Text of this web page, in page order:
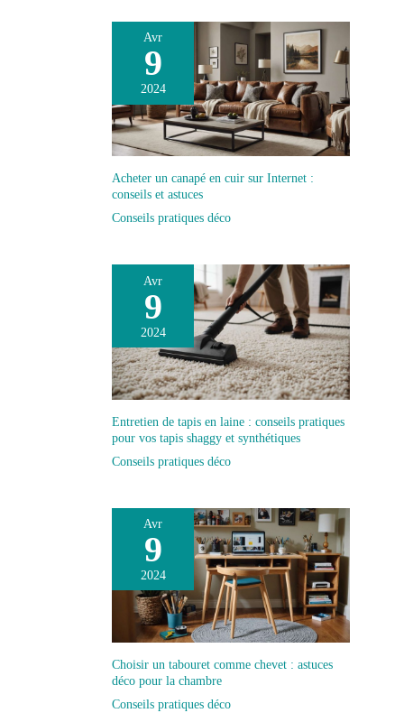
Avr
9
2024
Acheter un canapé en cuir sur Internet :
conseils et astuces
Conseils pratiques déco
Avr
9
2024
Entretien de tapis en laine : conseils pratiques
pour vos tapis shaggy et synthétiques
Conseils pratiques déco
Avr
9
2024
Choisir un tabouret comme chevet : astuces
déco pour la chambre
Conseils pratiques déco